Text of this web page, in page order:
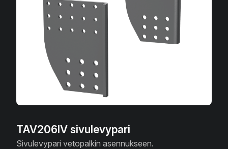
TAV206IV sivulevypari
Sivulevypari vetopalkin asennukseen.